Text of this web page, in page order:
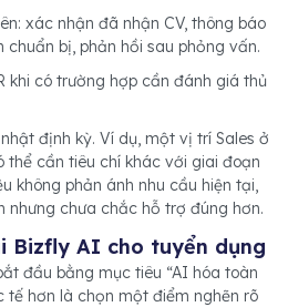
xác nhận đã nhận CV, thông báo
bị, phản hồi sau phỏng vấn.
khi có trường hợp cần đánh giá thủ
định kỳ. Ví dụ, một vị trí Sales ở
cần tiêu chí khác với giai đoạn
không phản ánh nhu cầu hiện tại,
nhưng chưa chắc hỗ trợ đúng hơn.
Bizfly AI cho tuyển dụng
đầu bằng mục tiêu “AI hóa toàn
tế hơn là chọn một điểm nghẽn rõ